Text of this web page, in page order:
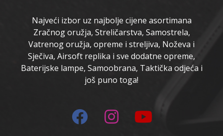
Najveći izbor uz najbolje cijene asortimana
Zračnog oružja, Streličarstva, Samostrela,
Vatrenog oružja, opreme i streljiva, Noževa i
Sječiva, Airsoft replika i sve dodatne opreme,
Baterijske lampe, Samoobrana, Taktička odjeća i
još puno toga!